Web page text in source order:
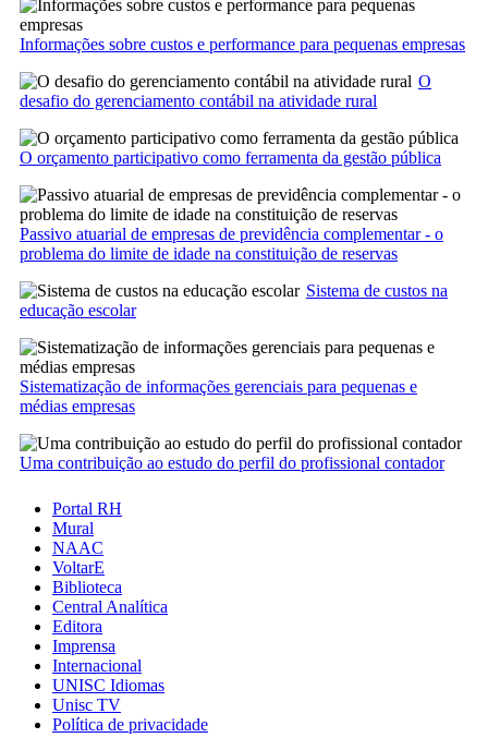
Informações sobre custos e performance para pequenas empresas
O
desafio do gerenciamento contábil na atividade rural
O orçamento participativo como ferramenta da gestão pública
Passivo atuarial de empresas de previdência complementar - o
problema do limite de idade na constituição de reservas
Sistema de custos na
educação escolar
Sistematização de informações gerenciais para pequenas e
médias empresas
Uma contribuição ao estudo do perfil do profissional contador
Portal RH
Mural
NAAC
VoltarE
Biblioteca
Central Analítica
Editora
Imprensa
Internacional
UNISC Idiomas
Unisc TV
Política de privacidade